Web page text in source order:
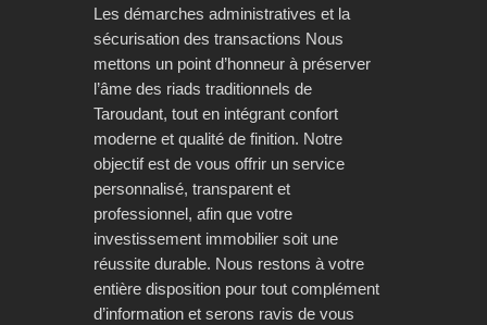
Les démarches administratives et la
sécurisation des transactions Nous
mettons un point d’honneur à préserver
l’âme des riads traditionnels de
Taroudant, tout en intégrant confort
moderne et qualité de finition. Notre
objectif est de vous offrir un service
personnalisé, transparent et
professionnel, afin que votre
investissement immobilier soit une
réussite durable. Nous restons à votre
entière disposition pour tout complément
d’information et serons ravis de vous